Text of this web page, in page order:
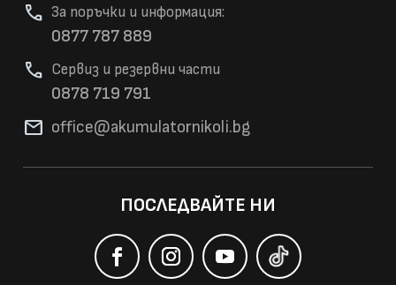
За поръчки и информация:
phone
0877 787 889
Сервиз и резервни части
phone
0878 719 791
mail office@akumulatornikoli.bg
ПОСЛЕДВАЙТЕ НИ